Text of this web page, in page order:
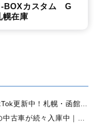
BOXカスタム G
在庫
2026年最新版】ネオドライブ公式TikTok更新中！札幌・函館の中古車情報を動画で発信
【最新在庫入荷】札幌・函館で人気の中古車が続々入庫中｜早い者勝ち！【日産 ルークス660X 4WD】